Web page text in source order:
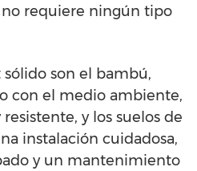
requiere ningún tipo
son el bambú,
con el medio ambiente,
y los suelos de
instalación cuidadosa,
y un mantenimiento